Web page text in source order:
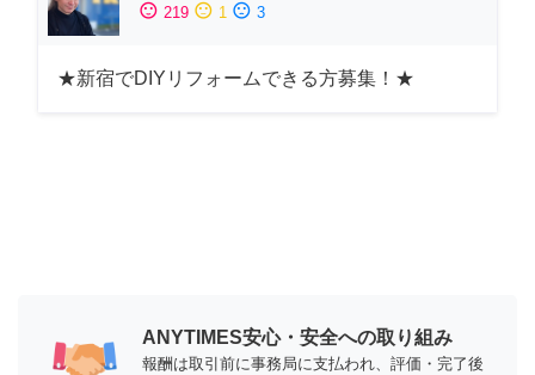
sentiment_satisfied 219 sentiment_neutral 1 sentiment_dissatisfied 3
★新宿でDIYリフォームできる方募集！★
ANYTIMES安心・安全への取り組み
報酬は取引前に事務局に支払われ、評価・完了後